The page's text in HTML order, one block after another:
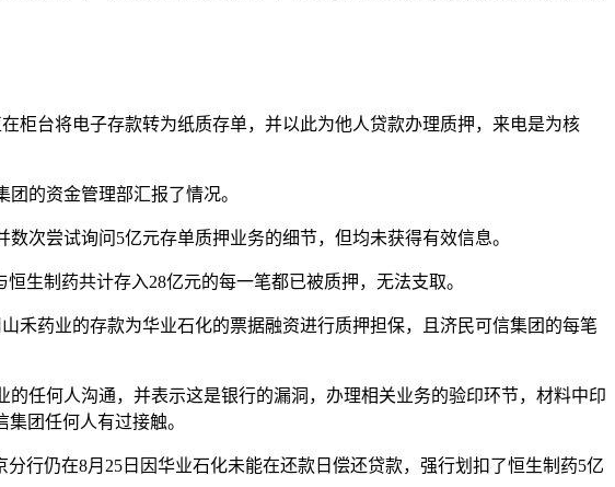
柜台将电子存款转为纸质存单，并以此为他人贷款办理质押，来电是为核
的资金管理部汇报了情况。
次尝试询问5亿元存单质押业务的细节，但均未获得有效信息。
生制药共计存入28亿元的每一笔都已被质押，无法支取。
禾药业的存款为华业石化的票据融资进行质押担保，且济民可信集团的每笔
任何人沟通，并表示这是银行的漏洞，办理相关业务的验印环节，材料中印
团任何人有过接触。
行仍在8月25日因华业石化未能在还款日偿还贷款，强行划扣了恒生制药5亿